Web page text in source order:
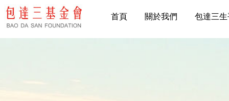
首頁 關於我們 包達三